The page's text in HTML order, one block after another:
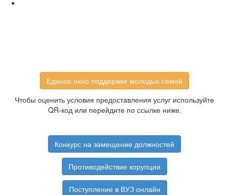
Единое окно поддержки молодых семей
Чтобы оценить условия предоставления услуг используйте
QR-код или перейдите по ссылке ниже.
Конкурс на замещение должностей
Противодействие корупции
Поступление в ВУЗ онлайн